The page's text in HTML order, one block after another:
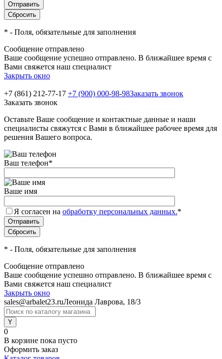
* - Поля, обязательные для заполнения
Сообщение отправлено
Ваше сообщение успешно отправлено. В ближайшее время с
Вами свяжется наш специалист
Закрыть окно
+7 (861) 212-77-17 +7 (900) 000-98-98Заказать звонок
Заказать звонок
Оставьте Ваше сообщение и контактные данные и наши
специалисты свяжутся с Вами в ближайшее рабочее время для
решения Вашего вопроса.
Ваш телефон*
Ваше имя
Я согласен на обработку персональных данных.*
* - Поля, обязательные для заполнения
Сообщение отправлено
Ваше сообщение успешно отправлено. В ближайшее время с
Вами свяжется наш специалист
Закрыть окно
sales@arbalet23.ruЛеонида Лаврова, 18/3
0
В корзине пока пусто
Оформить заказ